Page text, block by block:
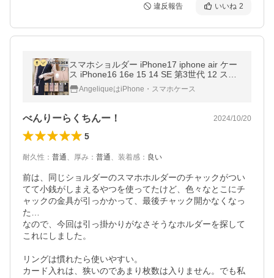
違反報告 いいね 2
スマホショルダー iPhone17 iphone air ケー
ス iPhone16 16e 15 14 SE 第3世代 12 スト
ラップ付 携帯 ショルダーストラップ アイホ
ン アイフォン 12
AngeliqueはiPhone・スマホケース
べんりーらくちんー！ 2024/10/20
5
耐久性 ： 普通、 厚み ： 普通、 装着感 ： 良い
前は、同じショルダーのスマホホルダーのチャックがつい
てて小銭がしまえるやつを使ってたけど、色々なとこにチ
ャックの金具が引っかかって、最後チャック開かなくなっ
た…
なので、今回は引っ掛かりがなさそうなホルダーを探して
これにしました。
リングは慣れたら使いやすい。
カード入れは、狭いのであまり枚数は入りません。でも私